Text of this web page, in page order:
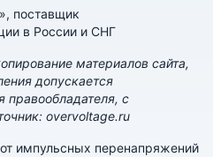
поставщик
в России и СНГ
материалов сайта,
допускается
правообладателя, с
overvoltage.ru
импульсных перенапряжений